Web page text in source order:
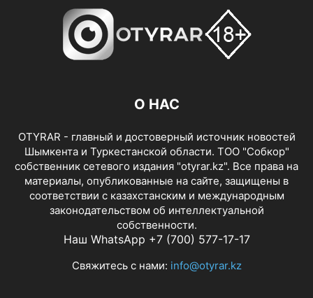
О НАС
OTYRAR - главный и достоверный источник новостей
Шымкента и Туркестанской области. ТОО "Собкор"
собственник сетевого издания "otyrar.kz". Все права на
материалы, опубликованные на сайте, защищены в
соответствии с казахстанским и международным
законодательством об интеллектуальной
собственности.
Наш WhatsApp +7 (700) 577-17-17
Свяжитесь с нами: info@otyrar.kz